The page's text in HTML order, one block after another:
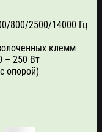
800/2500/14000 Гц
клемм
– 250 Вт
опорой)